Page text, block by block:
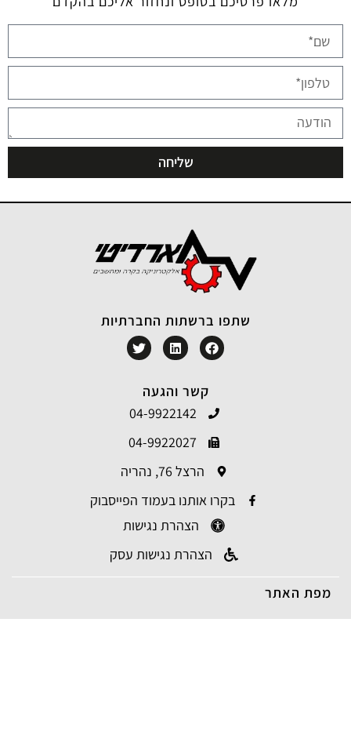
שליחה
מפת האתר
עמוד בית
קשר והגעה
04-9922142
04-9922027
הרצל 76, נהריה
בקרו אותנו בעמוד הפייסבוק
הצהרת נגישות
הצהרת נגישות עסק
שתפו ברשתות החברתיות